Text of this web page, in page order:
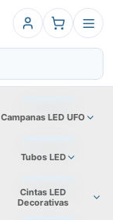
Campanas LED UFO
Tubos LED
Cintas LED
Decorativas